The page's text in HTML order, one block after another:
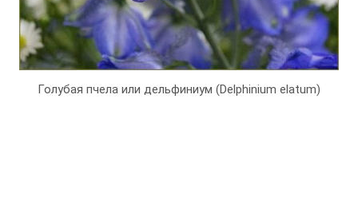
Голубая пчела или дельфиниум (Delphinium elatum)